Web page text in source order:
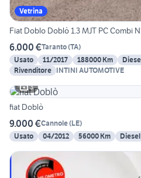
Vetrina
Fiat Doblo Doblò 1.3 MJT PC Combi
6.000 €Taranto(TA)
Usato
11/2017 188000 Km
Rivenditore INTINI AUTOMOTIVE
3
fiat Doblò
9.000 €Cannole(LE)
Usato
04/2012 56000 Km Diesel